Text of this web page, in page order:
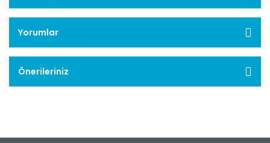
Yorumlar
Önerileriniz